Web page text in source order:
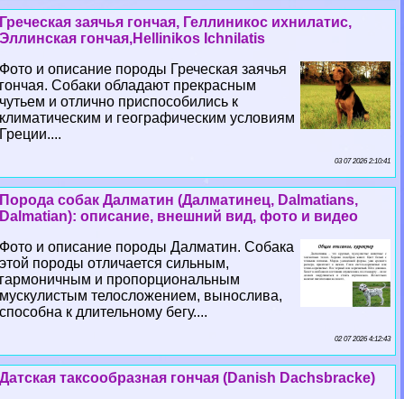
Греческая заячья гончая, Геллиникос ихнилатис,
Эллинская гончая,Hellinikos Ichnilatis
Фото и описание породы Греческая заячья
гончая. Собаки обладают прекрасным
чутьем и отлично приспособились к
климатическим и географическим условиям
Греции....
03 07 2026 2:10:41
Порода собак Далматин (Далматинец, Dalmatians,
Dalmatian): описание, внешний вид, фото и видео
Фото и описание породы Далматин. Собака
этой породы отличается сильным,
гармоничным и пропорциональным
мускулистым телосложением, вынослива,
способна к длительному бегу....
02 07 2026 4:12:43
Датская таксообразная гончая (Danish Dachsbracke)